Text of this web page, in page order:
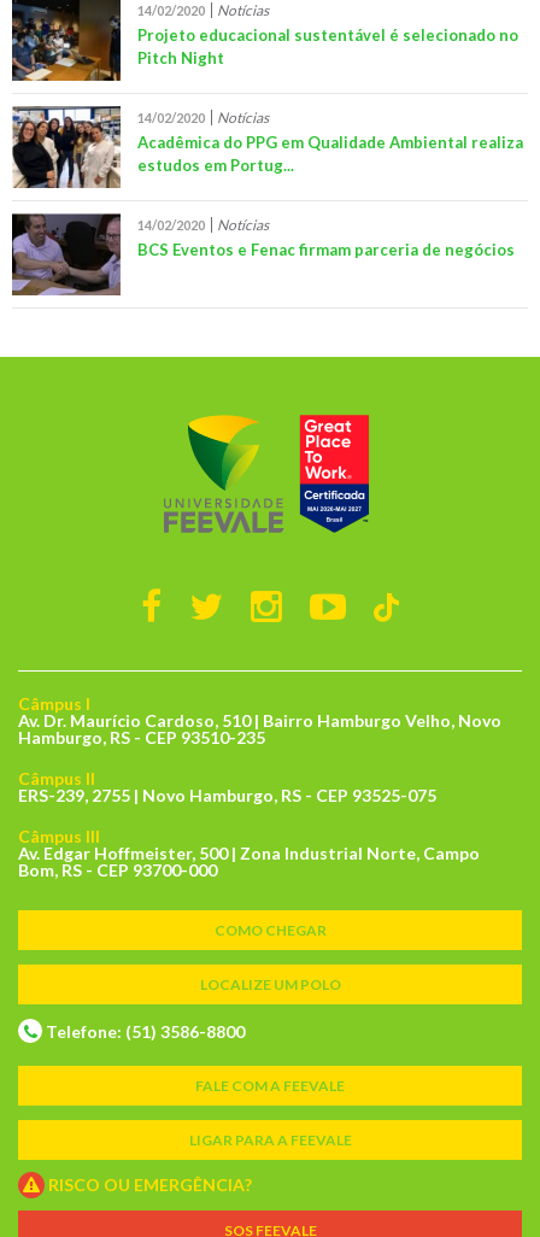
14/02/2020 Notícias
Projeto educacional sustentável é selecionado no
Pitch Night
14/02/2020 Notícias
Acadêmica do PPG em Qualidade Ambiental realiza
estudos em Portug...
14/02/2020 Notícias
BCS Eventos e Fenac firmam parceria de negócios
Câmpus I
Av. Dr. Maurício Cardoso, 510 | Bairro Hamburgo Velho, Novo
Hamburgo, RS - CEP 93510-235
Câmpus II
ERS-239, 2755 | Novo Hamburgo, RS - CEP 93525-075
Câmpus III
Av. Edgar Hoffmeister, 500 | Zona Industrial Norte, Campo
Bom, RS - CEP 93700-000
COMO CHEGAR
LOCALIZE UM POLO
Telefone: (51) 3586-8800
FALE COM A FEEVALE
LIGAR PARA A FEEVALE
RISCO OU EMERGÊNCIA?
SOS FEEVALE